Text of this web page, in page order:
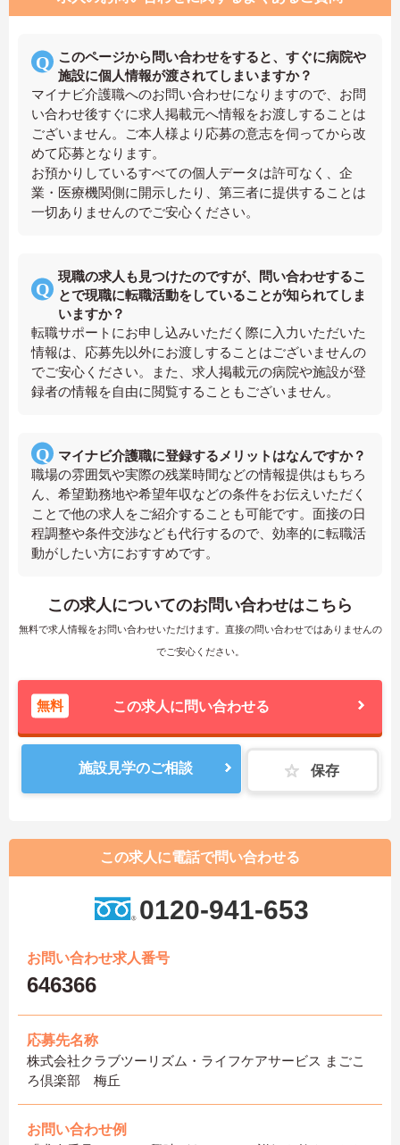
このページから問い合わせをすると、すぐに病院や
施設に個人情報が渡されてしまいますか？
マイナビ介護職へのお問い合わせになりますので、お問
い合わせ後すぐに求人掲載元へ情報をお渡しすることは
ございません。ご本人様より応募の意志を伺ってから改
めて応募となります。
お預かりしているすべての個人データは許可なく、企
業・医療機関側に開示したり、第三者に提供することは
一切ありませんのでご安心ください。
現職の求人も見つけたのですが、問い合わせするこ
とで現職に転職活動をしていることが知られてしま
いますか？
転職サポートにお申し込みいただく際に入力いただいた
情報は、応募先以外にお渡しすることはございませんの
でご安心ください。また、求人掲載元の病院や施設が登
録者の情報を自由に閲覧することもございません。
マイナビ介護職に登録するメリットはなんですか？
職場の雰囲気や実際の残業時間などの情報提供はもちろ
ん、希望勤務地や希望年収などの条件をお伝えいただく
ことで他の求人をご紹介することも可能です。面接の日
程調整や条件交渉なども代行するので、効率的に転職活
動がしたい方におすすめです。
この求人についてのお問い合わせはこちら
無料で求人情報をお問い合わせいただけます。直接の問い合わせではありませんの
でご安心ください。
無料 この求人に問い合わせる
施設見学のご相談 保存
この求人に電話で問い合わせる
0120-941-653
お問い合わせ求人番号
646366
応募先名称
株式会社クラブツーリズム・ライフケアサービス まごこ
ろ倶楽部 梅丘
お問い合わせ例